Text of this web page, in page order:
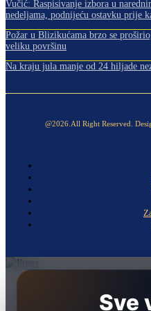
Vučić: Raspisivanje izbora u
nedeljama, podnijeću ostavku prije
Požar u Blizikućama brzo se
veliku površinu
Na kraju jula manje od 24 hiljade
@2026.All Right Reserved.
Sve